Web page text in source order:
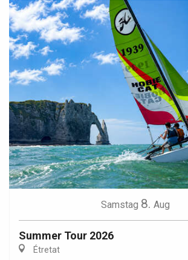
Samstag 8. Aug
Summer Tour 2026
Étretat